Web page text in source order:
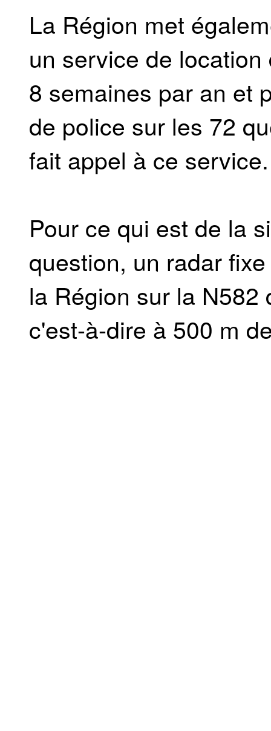
La Région met
un service de
8 semaines par an et
de police sur les 72
fait appel à ce service.
Pour ce qui est de la
question, un radar
la Région sur la
c'est-à-dire à 500 m